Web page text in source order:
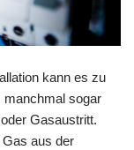
kann es zu
manchmal sogar
Gasaustritt.
aus der